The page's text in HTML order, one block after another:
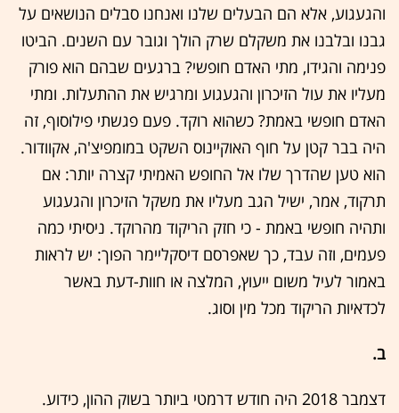
והגעגוע, אלא הם הבעלים שלנו ואנחנו סבלים הנושאים על
גבנו ובלבנו את משקלם שרק הולך וגובר עם השנים. הביטו
פנימה והגידו, מתי האדם חופשי? ברגעים שבהם הוא פורק
מעליו את עול הזיכרון והגעגוע ומרגיש את ההתעלות. ומתי
האדם חופשי באמת? כשהוא רוקד. פעם פגשתי פילוסוף, זה
היה בבר קטן על חוף האוקיינוס השקט במומפיצ'ה, אקוודור.
הוא טען שהדרך שלו אל החופש האמיתי קצרה יותר: אם
תרקוד, אמר, ישיל הגב מעליו את משקל הזיכרון והגעגוע
ותהיה חופשי באמת - כי חזק הריקוד מהרוקד. ניסיתי כמה
פעמים, וזה עבד, כך שאפרסם דיסקליימר הפוך: יש לראות
באמור לעיל משום ייעוץ, המלצה או חוות-דעת באשר
לכדאיות הריקוד מכל מין וסוג.
ב.
דצמבר 2018 היה חודש דרמטי ביותר בשוק ההון, כידוע.